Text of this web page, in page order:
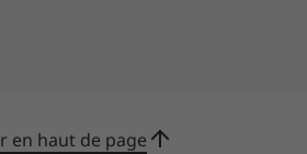
en haut de page